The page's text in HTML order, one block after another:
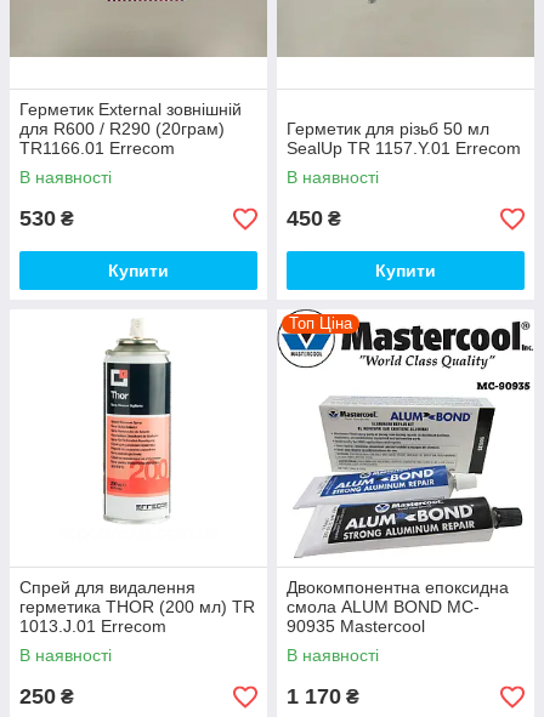
Герметик External зовнішній
для R600 / R290 (20грам)
TR1166.01 Errecom
В наявності
530 ₴
Купити
Герметик для різьб 50 мл
SealUp TR 1157.Y.01 Errecom
В наявності
450 ₴
Купити
Спрей для видалення
герметика THOR (200 мл) TR
1013.J.01 Errecom
В наявності
250 ₴
Топ Ціна
Двокомпонентна епоксидна
смола ALUM BOND MC-
90935 Mastercool
В наявності
1 170 ₴